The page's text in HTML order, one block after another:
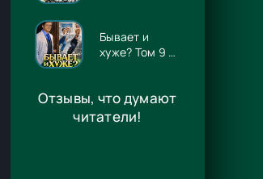
Бывает и
хуже? Том 9 -
Отзывы, что думают
читатели!